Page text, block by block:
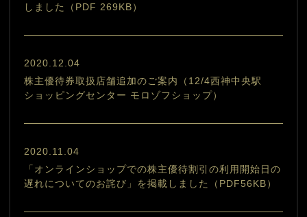
しました（PDF 269KB）
2020.12.04
株主優待券取扱店舗追加のご案内（12/4西神中央駅
ショッピングセンター モロゾフショップ）
2020.11.04
「オンラインショップでの株主優待割引の利用開始日の
遅れについてのお詫び」を掲載しました（PDF56KB）